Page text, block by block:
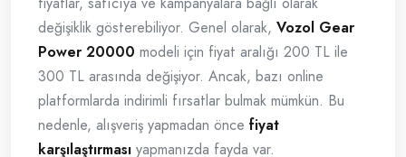
değişiklik gösterebiliyor. Genel olarak, Vozol Gear
Power 20000 modeli için fiyat aralığı 200 TL ile
300 TL arasında değişiyor. Ancak, bazı online
platformlarda indirimli fırsatlar bulmak mümkün. Bu
nedenle, alışveriş yapmadan önce fiyat
karşılaştırması yapmanızda fayda var.